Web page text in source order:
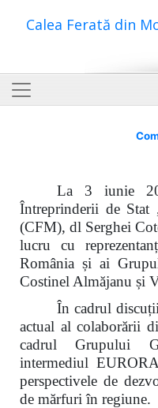
Calea Ferată din
La 3 iunie
Întreprinderii de Stat
(CFM), dl Serghei
lucru cu
România și ai
Costinel Almăjanu și
În cadrul
actual al colaborării
cadrul Grupului
intermediul
perspectivele de
de mărfuri în regiune.